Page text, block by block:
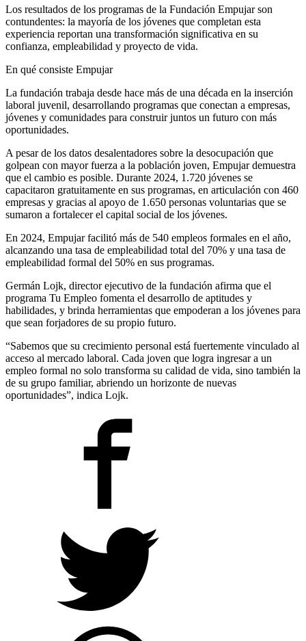
Los resultados de los programas de la Fundación Empujar son
contundentes: la mayoría de los jóvenes que completan esta
experiencia reportan una transformación significativa en su
confianza, empleabilidad y proyecto de vida.
En qué consiste Empujar
La fundación trabaja desde hace más de una década en la inserción
laboral juvenil, desarrollando programas que conectan a empresas,
jóvenes y comunidades para construir juntos un futuro con más
oportunidades.
A pesar de los datos desalentadores sobre la desocupación que
golpean con mayor fuerza a la población joven, Empujar demuestra
que el cambio es posible. Durante 2024, 1.720 jóvenes se
capacitaron gratuitamente en sus programas, en articulación con 460
empresas y gracias al apoyo de 1.650 personas voluntarias que se
sumaron a fortalecer el capital social de los jóvenes.
En 2024, Empujar facilitó más de 540 empleos formales en el año,
alcanzando una tasa de empleabilidad total del 70% y una tasa de
empleabilidad formal del 50% en sus programas.
Germán Lojk, director ejecutivo de la fundación afirma que el
programa Tu Empleo fomenta el desarrollo de aptitudes y
habilidades, y brinda herramientas que empoderan a los jóvenes para
que sean forjadores de su propio futuro.
“Sabemos que su crecimiento personal está fuertemente vinculado al
acceso al mercado laboral. Cada joven que logra ingresar a un
empleo formal no solo transforma su calidad de vida, sino también la
de su grupo familiar, abriendo un horizonte de nuevas
oportunidades”, indica Lojk.